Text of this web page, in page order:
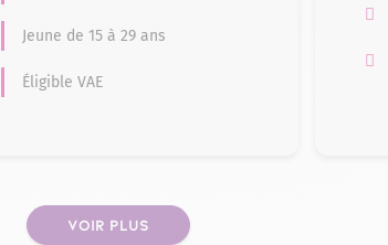
Jeune de 15 à 29 ans
Éligible VAE
PAGE
VOIR PLUS